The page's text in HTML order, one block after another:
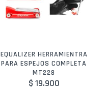
EQUALIZER HERRAMIENTRA
PARA ESPEJOS COMPLETA
MT228
$ 19.900